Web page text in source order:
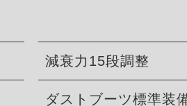
減衰力15段調整
ダストブーツ標準装